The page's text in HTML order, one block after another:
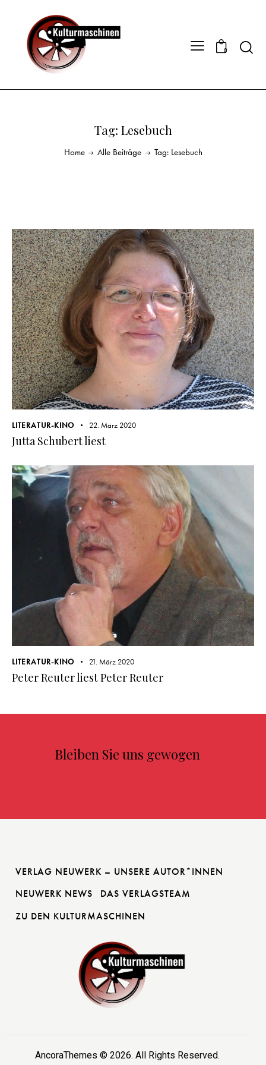
0
Tag: Lesebuch
Home Alle Beiträge Tag: Lesebuch
LITERATUR-KINO 22. März 2020
Jutta Schubert liest
LITERATUR-KINO 21. März 2020
Peter Reuter liest Peter Reuter
Bleiben Sie uns gewogen
VERLAG NEUWERK – UNSERE AUTOR*INNEN
NEUWERK NEWS
DAS VERLAGSTEAM
ZU DEN KULTURMASCHINEN
AncoraThemes © 2026. All Rights Reserved.